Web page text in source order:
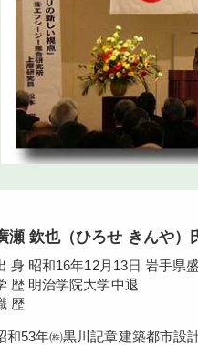
瀬 欽也（ひろせ きんや）
身 昭和16年12月13日 岩手県
歴 明治学院大学中退
歴
和53年㈱黒川記章建築都市設